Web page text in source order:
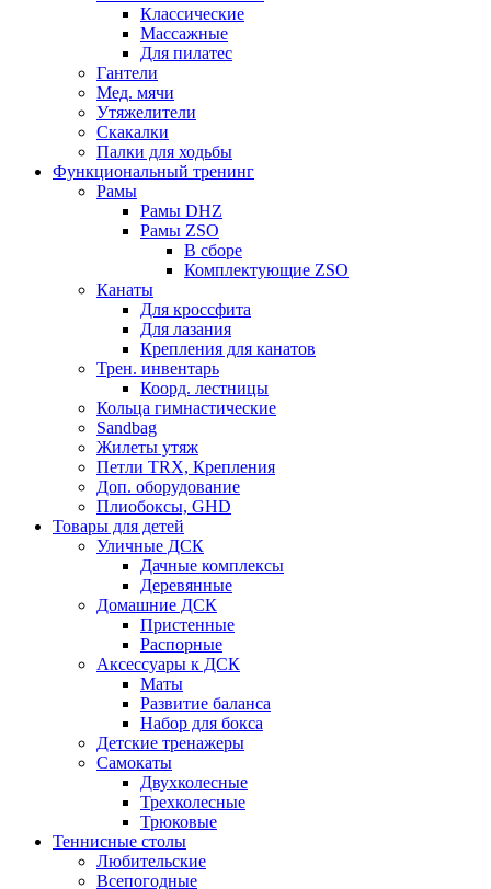
Классические
Массажные
Для пилатес
Гантели
Мед. мячи
Утяжелители
Скакалки
Палки для ходьбы
Функциональный тренинг
Рамы
Рамы DHZ
Рамы ZSO
В сборе
Комплектующие ZSO
Канаты
Для кроссфита
Для лазания
Крепления для канатов
Трен. инвентарь
Коорд. лестницы
Кольца гимнастические
Sandbag
Жилеты утяж
Петли TRX, Крепления
Доп. оборудование
Плиобоксы, GHD
Товары для детей
Уличные ДСК
Дачные комплексы
Деревянные
Домашние ДСК
Пристенные
Распорные
Аксесcуары к ДСК
Маты
Развитие баланса
Набор для бокса
Детские тренажеры
Самокаты
Двухколесные
Трехколесные
Трюковые
Теннисные столы
Любительские
Всепогодные